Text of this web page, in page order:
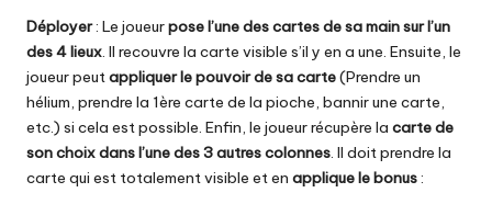
Déployer: Le joueurpose l’une des cartes de sa main sur l’un
des 4 lieux. Il recouvre la carte visible s’il y en a une. Ensuite, le
joueur peutappliquer le pouvoir de sa carte(Prendre un
hélium, prendre la 1ère carte de la pioche, bannir une carte,
etc.) si cela est possible. Enfin, le joueur récupère la carte de
son choix dansl’une des 3 autres colonnes. Il doit prendre la
carte qui est totalement visible et en applique le bonus: